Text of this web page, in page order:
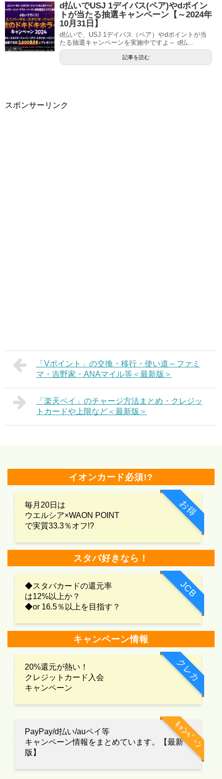
d払いでUSJ 1デイパス(ペア)やdポイン
トが当たる抽選キャンペーン【～2024年
10月31日】
d払いで、USJ 1デイパス（ペア）やdポイントが当
たる抽選キャンペーンを実施中ですよ～ d払...
記事を読む
スポンサーリンク
「Vポイント」の交換・移行・使い道～ファミ
マ・吉野家・ANAマイル等＜最新版＞
「楽天ペイ」のチャージ方法まとめ・クレジッ
トカードや上限など＜最新版＞
イオンカード必須!?
お得
毎月20日は
ウエルシア×WAON POINT
で実質33.3％オフ!?
スタバ好きなら！
JCB
◆スタバカードの還元率
は12%以上か？
◆or 16.5％以上を目指す？
キャンペーン情報
クレカ
20%還元が熱い！
クレジットカード入会
キャンペーン
ｷｬﾝﾍﾟｰﾝ
PayPay/d払い/auペイ等
キャンペーン情報をまとめています。【最新
版】